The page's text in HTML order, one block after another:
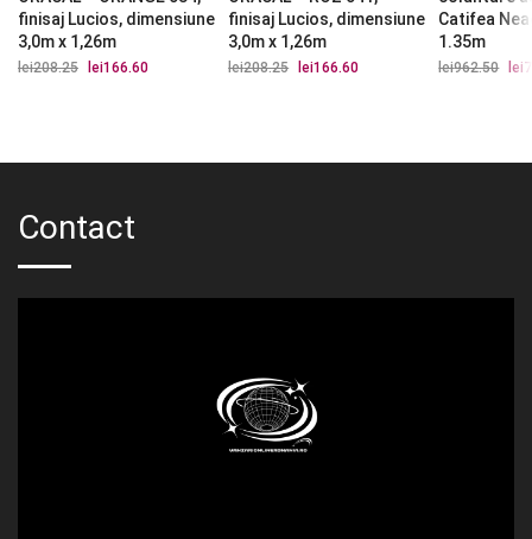
finisaj Lucios, dimensiune
3,0m x 1,26m
lei208.25
Prețul
lei166.60
finisaj Lucios, dimensiune
3,0m x 1,26m
lei208.25
Prețul
lei166.60
Catifea
1.35m
lei962.50 lei
Contact